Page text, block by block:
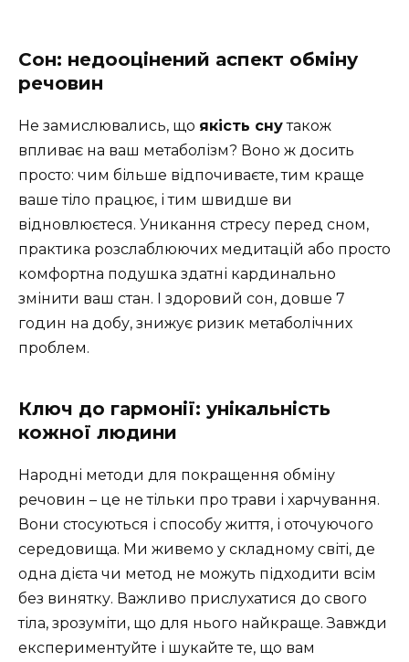
Сон: недооцінений аспект обміну
речовин
Не замислювались, що якість снутакож
впливає на ваш метаболізм? Воно ж досить
просто: чим більше відпочиваєте, тим краще
ваше тіло працює, і тим швидше ви
відновлюєтеся. Уникання стресу перед сном,
практика розслаблюючих медитацій або просто
комфортна подушка здатні кардинально
змінити ваш стан. І здоровий сон, довше 7
годин на добу, знижує ризик метаболічних
проблем.
Ключ до гармонії: унікальність
кожної людини
Народні методи для покращення обміну
речовин – це не тільки про трави і харчування.
Вони стосуються і способу життя, і оточуючого
середовища. Ми живемо у складному світі, де
одна дієта чи метод не можуть підходити всім
без винятку. Важливо прислухатися до свого
тіла, зрозуміти, що для нього найкраще. Завжди
експериментуйте і шукайте те, що вам